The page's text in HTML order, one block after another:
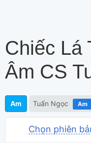
Chiếc Lá
Âm CS
Am Tuấn Ngọc Am
Chọn phiên